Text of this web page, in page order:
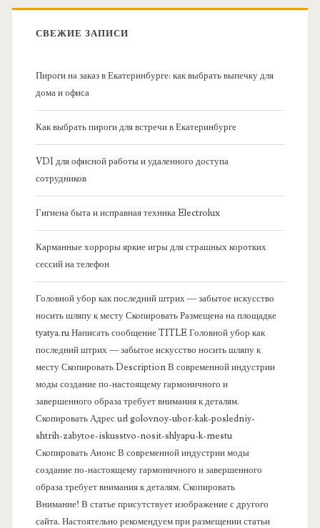
:
СВЕЖИЕ ЗАПИСИ
Пироги на заказ в Екатеринбурге: как выбрать выпечку для
дома и офиса
Как выбрать пироги для встречи в Екатеринбурге
VDI для офисной работы и удаленного доступа
сотрудников
Гигиена быта и исправная техника Electrolux
Карманные хорроры яркие игры для страшных коротких
сессий на телефон
Головной убор как последний штрих — забытое искусство
носить шляпу к месту Скопировать Размещена на площадке
tyatya.ru Написать сообщение TITLE Головной убор как
последний штрих — забытое искусство носить шляпу к
месту Скопировать Description В современной индустрии
моды создание по-настоящему гармоничного и
завершенного образа требует внимания к деталям.
Скопировать Адрес url golovnoy-ubor-kak-posledniy-
shtrih-zabytoe-iskusstvo-nosit-shlyapu-k-mestu
Скопировать Анонс В современной индустрии моды
создание по-настоящему гармоничного и завершенного
образа требует внимания к деталям. Скопировать
Внимание! В статье присутствует изображение с другого
сайта. Настоятельно рекомендуем при размещении статьи